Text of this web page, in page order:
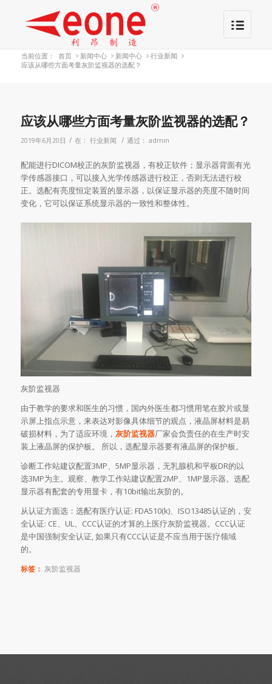
当前位置： 首页 > 新闻中心 > 新闻中心 > 行业新闻 >
应该从哪些方面考量灰阶监视器的选配？
应该从哪些方面考量灰阶监视器的选配？
2019年6月20日 / 在： 行业新闻 / 通过： admin
配能进行DICOM校正的灰阶监视器，有校正软件；显示器背面有光
学传感器接口，可以接入光学传感器进行校正，否则无法进行校
正。选配有亮度恒定装置的显示器，以保证显示器的亮度不随时间
变化，它可以保证系统显示器的一致性和整体性。
灰阶监视器
由于教学的要求和医生的习惯，国内外医生都习惯用笔在胶片或显
示屏上指点示意，来表达对影像具体细节的观点，液晶屏材料是易
破损材料，为了适应环境， 灰阶监视器厂家会负责任的在生产时安
装上液晶屏的保护板。 所以，选配显示器要有液晶屏的保护板。
诊断工作站建议配置3MP、5MP显示器，无乳腺机和平板DR的以
选3MP为主。观察、教学工作站建议配置2MP、1MP显示器。选配
显示器有配套的专用显卡，有10bit输出灰阶的。
从认证方面选：选配有医疗认证: FDA510(k)、ISO13485认证的，安
全认证: CE、UL、CCC认证的才算的上医疗灰阶监视器。CCC认证
是中国强制安全认证, 如果只有CCC认证是不应当用于医疗领域
的。
标签： 灰阶监视器